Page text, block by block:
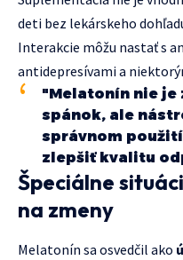
deti bez lekárskeho
Interakcie môžu nastať s
antidepresívami a
"Melatonín nie je
spánok, ale
správnom
zlepšiť kvalitu
Špeciálne
na zmeny
Melatonín sa osvedčil ako